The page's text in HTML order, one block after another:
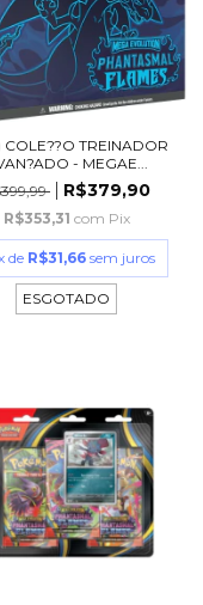
COLE??O TREINADOR
- MEGAE...
R$379,90
R$353,31 com Pix
de R$31,66 sem juros
ESGOTADO